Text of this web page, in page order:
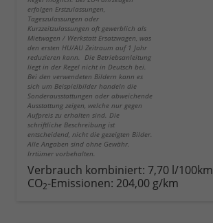
erfolgen Erstzulassungen,
Tageszulassungen oder
Kurzzeitzulassungen oft gewerblich als
Mietwagen / Werkstatt Ersatzwagen, was
den ersten HU/AU Zeitraum auf 1 Jahr
reduzieren kann. Die Betriebsanleitung
liegt in der Regel nicht in Deutsch bei.
Bei den verwendeten Bildern kann es
sich um Beispielbilder handeln die
Sonderausstattungen oder abweichende
Ausstattung zeigen, welche nur gegen
Aufpreis zu erhalten sind. Die
schriftliche Beschreibung ist
entscheidend, nicht die gezeigten Bilder.
Alle Angaben sind ohne Gewähr.
Irrtümer vorbehalten.
Verbrauch kombiniert: 7,70 l/100km
CO2-Emissionen: 204,00 g/km